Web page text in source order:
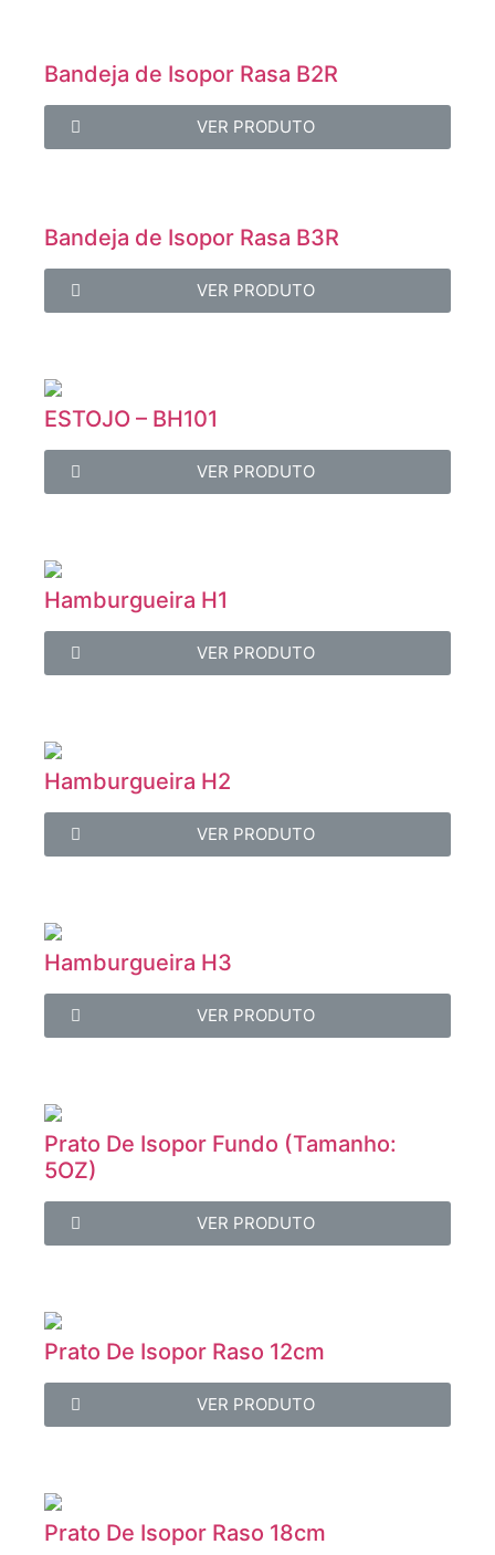
Bandeja de Isopor Rasa B2R
VER PRODUTO
Bandeja de Isopor Rasa B3R
VER PRODUTO
ESTOJO – BH101
VER PRODUTO
Hamburgueira H1
VER PRODUTO
Hamburgueira H2
VER PRODUTO
Hamburgueira H3
VER PRODUTO
Prato De Isopor Fundo (Tamanho:
5OZ)
VER PRODUTO
Prato De Isopor Raso 12cm
VER PRODUTO
Prato De Isopor Raso 18cm